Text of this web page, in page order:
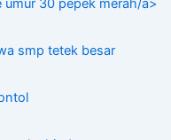
30 pepek merah/a>
smp tetek besar